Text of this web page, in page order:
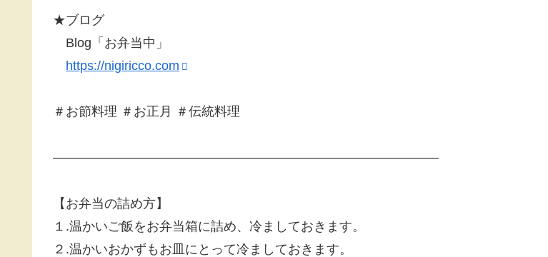
★ブログ
Blog「お弁当中」
https://nigiricco.com
＃お節料理 ＃お正月 ＃伝統料理
——————————————————————————————
【お弁当の詰め方】
１.温かいご飯をお弁当箱に詰め、冷ましておきます。
２.温かいおかずもお皿にとって冷ましておきます。